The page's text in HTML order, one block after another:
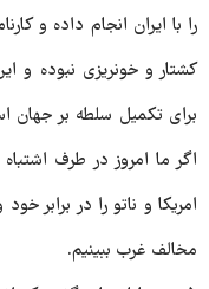
را با ایران انجام داده و
کشتار و خونریزی نبوده
برای تکمیل سلطه بر جهان
اگر ما امروز در طرف
امریکا و ناتو را در برابر
مخالف غرب ببینیم.